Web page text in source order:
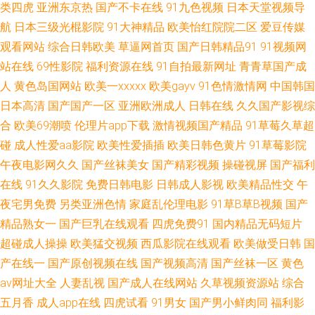
肏屄电影 黄色片之午夜播放 欧美丁香园婷婷 日韩三级片网址 午夜青青草一
区 在线中文字十页 AAA欧美性爱 丁香五月花影院 黄色91app 另类综合网 青
青国产区91 亚洲色aV韩国 91再现精品 肏屄网站麻豆 国产精品久久不卡 老
司机曹逼视频 欧美午夜居场朝喷 性内射国产专区 av片网站 国产福利网站 蜜
桃91无码入口 日本视频专区 午夜剧场久久黄 91社在线电影 福利电影偶偶 精
品久久伊人超碰 日本啪啪视频 午夜av综合 91精品大神 超碰91人人 国产夫妻
啪啪在线 久久草六月 欧美日韩福利微拍 天天色网站 综合另类首页 99热这
视频草草 白丝足交在线 国产午夜伦理AV 老司机超碰 青娱91日韩人妻 探花久
类四虎 亚洲东京热 国产不卡在线 91九色视频 日本天堂视频导
航 日本三级光棍影院 91大神精品 欧美怡红院院二区 爱豆传媒
观看网站 综合日韩欧美 草逼网首页 国产日韩精品91 91视频网
站在线 69性影院 福利资源在线 91自拍最新网址 青青草国产成
人 黄色岛国网站 欧美一xxxxx 欧美gayv 91色情激情网 中国韩国
日本高清 国产国产一区 亚洲欧洲成人 日韩在线 久久国产影视综
合 欧美69潮喷 伦理片app下载 激情视频国产精品 91草莓久草超
碰 成人性爱aa影院 欧美性爱插插 欧美日韩色黄片 91草莓影院
午夜电影网久久 国产丝袜美女 国产精彩视频 操碰视屏 国产福利
在线 91久久影院 免费日韩电影 日韩成人影视 欧美精品性交 午
夜宅男免费 另类亚洲色情 家庭乱伦理电影 91草B草B视频 国产
精品熟女一 国产巨乳在线观看 四虎免费91 国内精品无码短片
超碰成人操操 欧美猛交视频 西瓜影院在线观看 欧美做受日韩 国
产在线一 国产原创视频在线 国产视频高清 国产丝袜一区 黄色
av网址大全 人妻乱视 国产成人在线网站 久草视频资源站 综合
五月香 成人app在线 四虎试看 91男女 国产男小鲜肉同 福利影